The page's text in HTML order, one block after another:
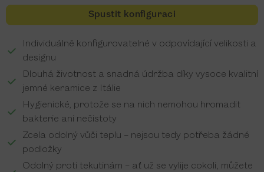
Individuálně konfigurovatelné v odpovídající velikosti a
designu
Dlouhá životnost a snadná údržba díky vysoce kvalitní
jemné keramice z Itálie
Hygienické, protože se na nich nemohou hromadit
bakterie ani nečistoty
Zcela odolný vůči teplu – nejsou tedy potřeba žádné
podložky
Odolný proti tekutinám – ať už se vylije cokoli, můžete
Spustit konfiguraci